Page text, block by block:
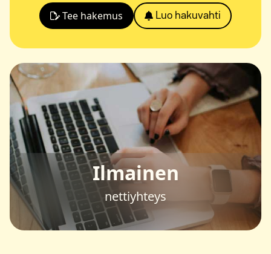
Tee hakemus Luo hakuvahti
Ilmainen
nettiyhteys